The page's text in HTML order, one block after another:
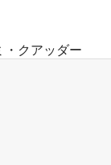
・クアッダー